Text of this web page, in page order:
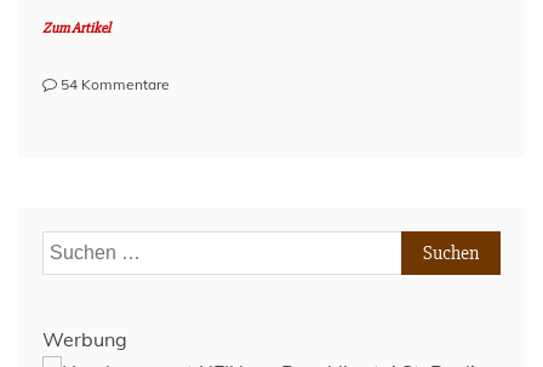
Zum Artikel
54 Kommentare
Suchen
nach:
Werbung